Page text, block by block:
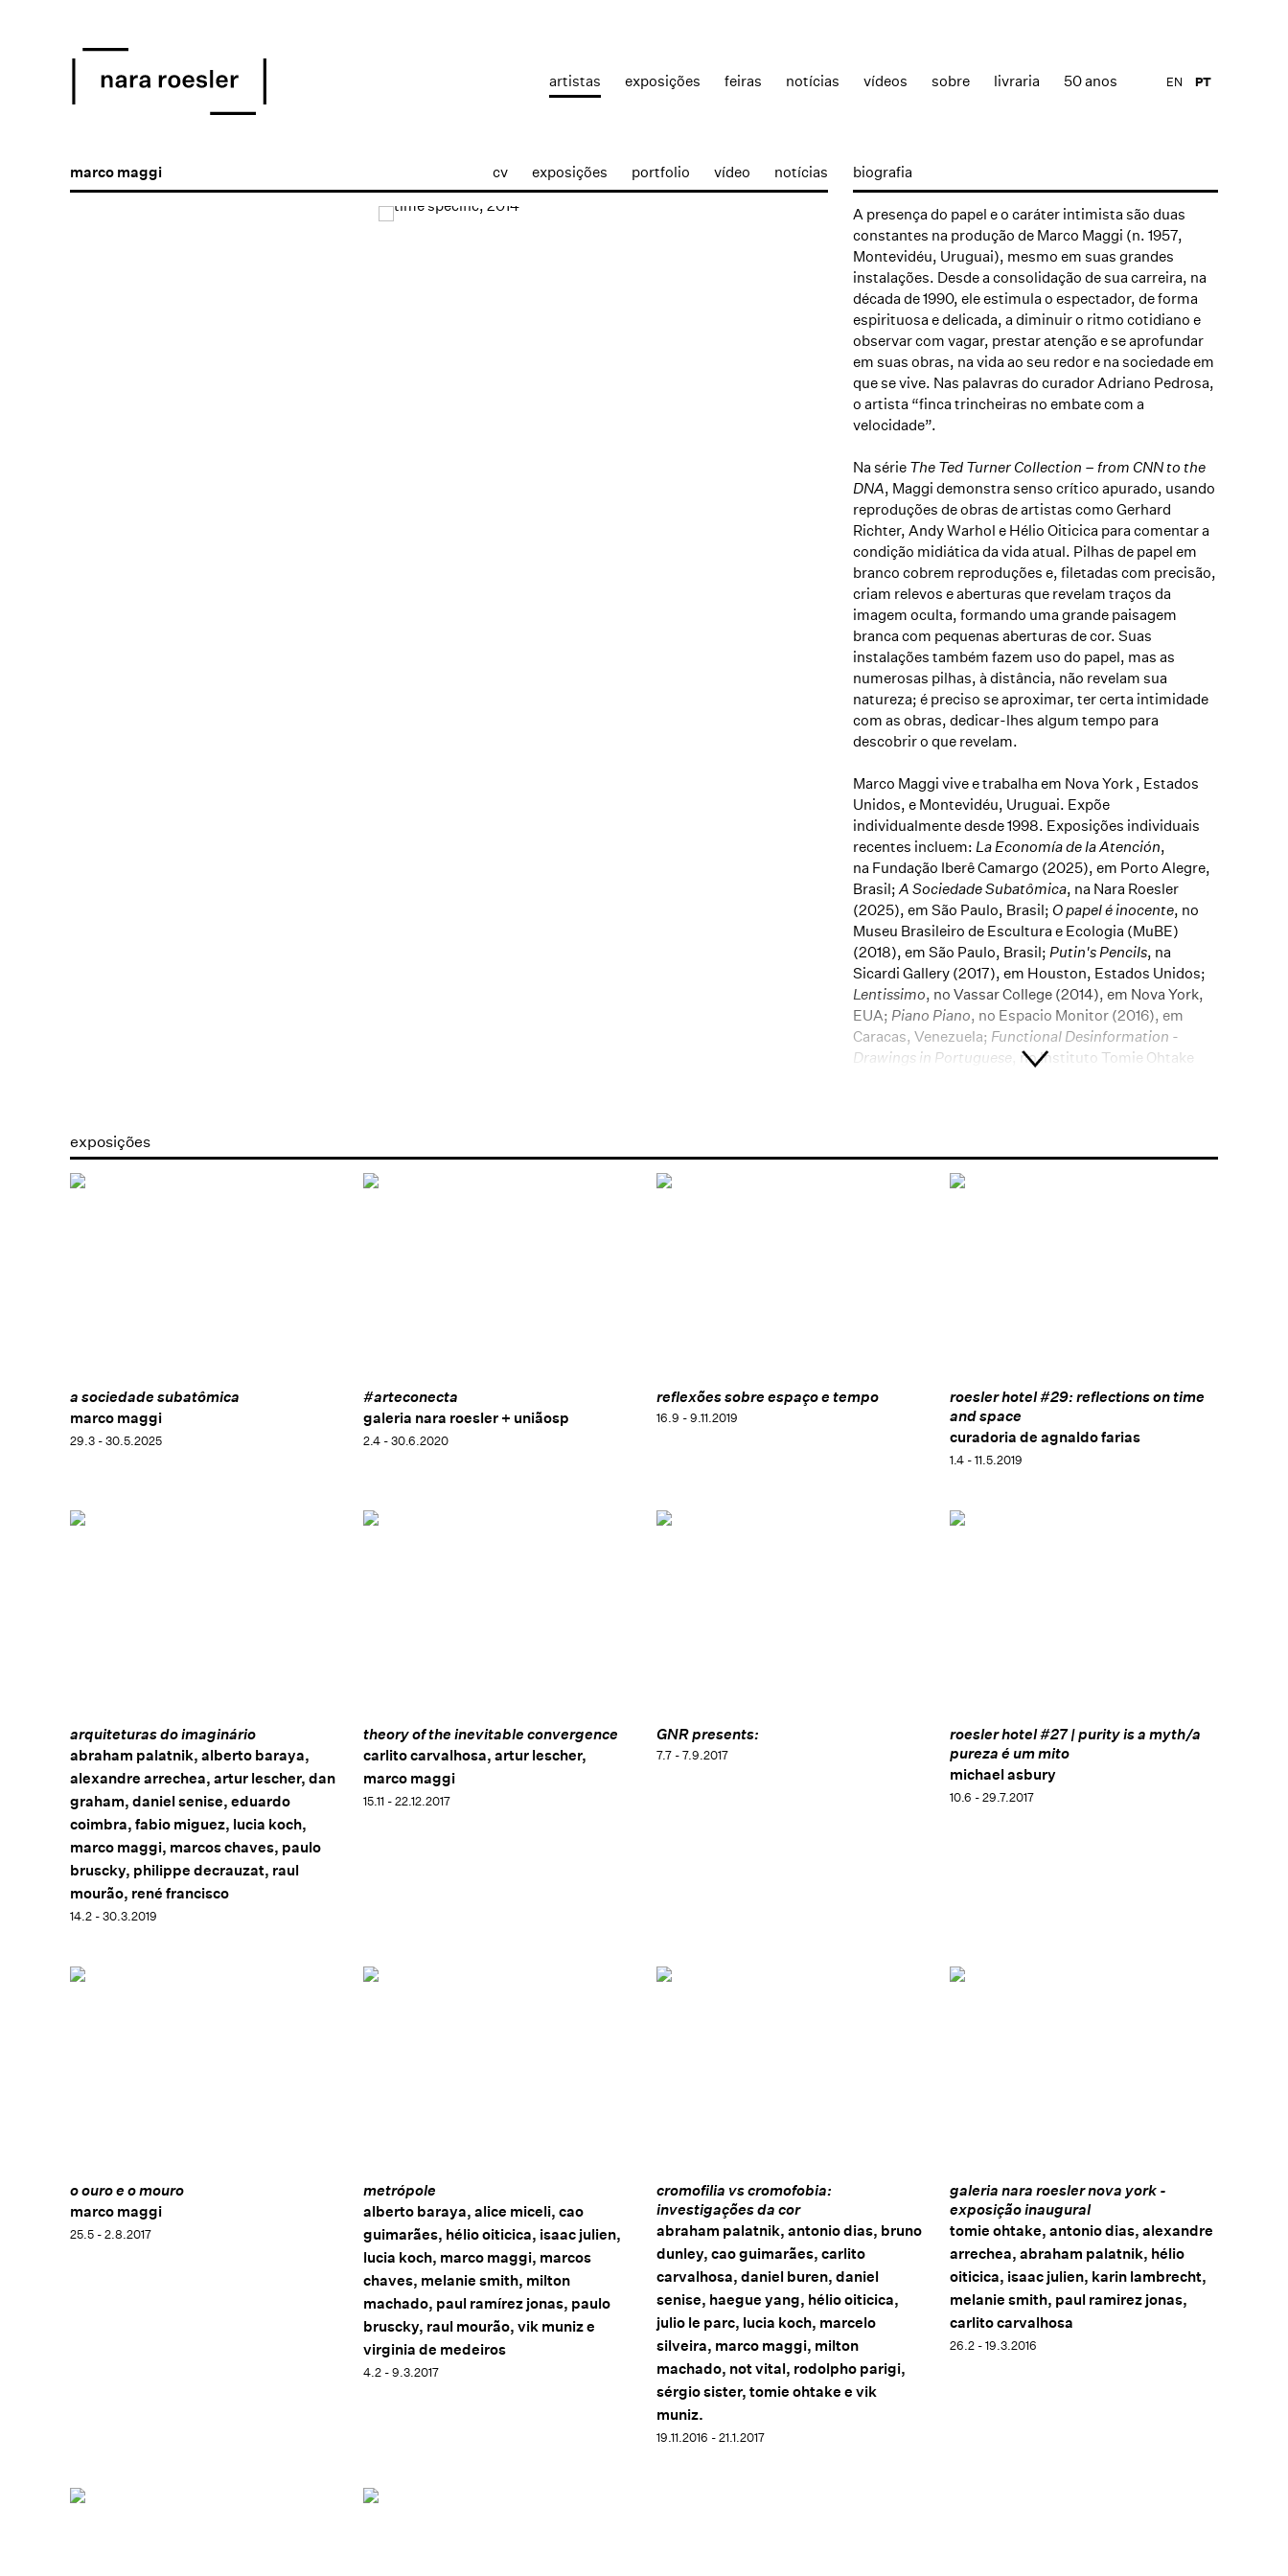
artistas exposições feiras notícias vídeos sobre livraria 50 anos PT
EN
marco maggi cv exposições portfolio vídeo
notícias
Open a larger version of the following image in a popup:
biografia
A presença do papel e o caráter intimista são duas
constantes na produção de Marco Maggi (n. 1957,
Montevidéu, Uruguai), mesmo em suas grandes
instalações. Desde a consolidação de sua carreira, na
década de 1990, ele estimula o espectador, de forma
espirituosa e delicada, a diminuir o ritmo cotidiano e
observar com vagar, prestar atenção e se aprofundar
em suas obras, na vida ao seu redor e na sociedade em
que se vive. Nas palavras do curador Adriano Pedrosa,
o artista “finca trincheiras no embate com a
velocidade”.
Na série The Ted Turner Collection – from CNN to the
DNA, Maggi demonstra senso crítico apurado, usando
reproduções de obras de artistas como Gerhard
Richter, Andy Warhol e Hélio Oiticica para comentar a
condição midiática da vida atual. Pilhas de papel em
branco cobrem reproduções e, filetadas com precisão,
criam relevos e aberturas que revelam traços da
imagem oculta, formando uma grande paisagem
branca com pequenas aberturas de cor. Suas
instalações também fazem uso do papel, mas as
numerosas pilhas, à distância, não revelam sua
natureza; é preciso se aproximar, ter certa intimidade
com as obras, dedicar-lhes algum tempo para
descobrir o que revelam.
Marco Maggi vive e trabalha em Nova York , Estados
Unidos, e Montevidéu, Uruguai. Expõe
individualmente desde 1998. Exposições individuais
recentes incluem: La Economía de la Atención,
na Fundação Iberê Camargo (2025), em Porto Alegre,
Brasil;A Sociedade Subatômica, na Nara Roesler
(2025), em São Paulo, Brasil; O papel é inocente, no
Museu Brasileiro de Escultura e Ecologia (MuBE)
(2018), em São Paulo, Brasil; Putin's Pencils, na
Sicardi Gallery (2017), em Houston, Estados Unidos;
Lentissimo, no Vassar College (2014), em Nova York,
EUA; Piano Piano, no Espacio Monitor (2016), em
Caracas, Venezuela; Functional Desinformation -
Drawings in Portuguese , no Instituto Tomie Ohtake
Pontevedra, Espanha (2006), e da 56ª Bienal de
Veneza (2015). Algumas das mostras coletivas em que
eTension and Dynamism, no Atchugarry Art Center
(2018), em Miami, Estados Unidos. Tem obras em
importantes acervos, tais como:Art Institute of
Chicago, Chicago, Estados Unidos; Walker Art Center,
Francisco, EUA; Solomon R. Guggenheim Museum,
exposições
a sociedade subatômica
marco maggi
29.3 - 30.5.2025
#arteconecta
galeria nara roesler + uniãosp
2.4 - 30.6.2020
reflexões sobre espaço e tempo
16.9 - 9.11.2019
roesler hotel #29: reflections on time
and space
curadoria de agnaldo farias
1.4 - 11.5.2019
arquiteturas do imaginário
abraham palatnik, alberto baraya,
alexandre arrechea, artur lescher, dan
graham, daniel senise, eduardo
coimbra, fabio miguez, lucia koch,
marco maggi, marcos chaves, paulo
bruscky, philippe decrauzat, raul
mourão, rené francisco
14.2 - 30.3.2019
theory of the inevitable convergence
carlito carvalhosa, artur lescher,
marco maggi
15.11 - 22.12.2017
GNR presents:
7.7 - 7.9.2017
roesler hotel #27 | purity is a myth/a
pureza é um mito
michael asbury
10.6 - 29.7.2017
o ouro e o mouro
marco maggi
25.5 - 2.8.2017
metrópole
alberto baraya, alice miceli, cao
guimarães, hélio oiticica, isaac julien,
lucia koch, marco maggi, marcos
chaves, melanie smith, milton
machado, paul ramírez jonas, paulo
bruscky, raul mourão, vik muniz e
virginia de medeiros
4.2 - 9.3.2017
cromofilia vs cromofobia:
investigações da cor
abraham palatnik, antonio dias, bruno
dunley, cao guimarães, carlito
carvalhosa, daniel buren, daniel
senise, haegue yang, hélio oiticica,
julio le parc, lucia koch, marcelo
silveira, marco maggi, milton
machado, not vital, rodolpho parigi,
sérgio sister, tomie ohtake e vik
muniz.
19.11.2016 - 21.1.2017
galeria nara roesler nova york -
exposição inaugural
tomie ohtake, antonio dias, alexandre
arrechea, abraham palatnik, hélio
oiticica, isaac julien, karin lambrecht,
melanie smith, paul ramirez jonas,
carlito carvalhosa
26.2 - 19.3.2016